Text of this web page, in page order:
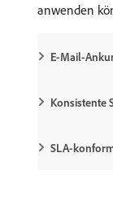
anwenden
E-Mail-
Konsistente
SLA-